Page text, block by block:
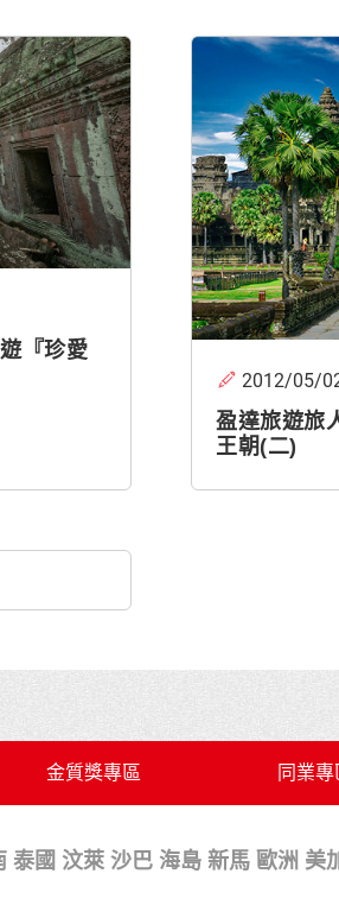
『珍愛
盈達旅遊旅
王朝(二)
2012/05/
金質獎專區 同業專
國 汶萊 沙巴 海島 新馬 歐洲 美